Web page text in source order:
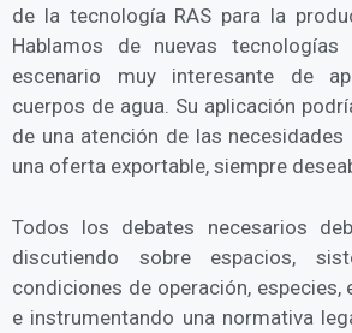
de la tecnología RAS para la
Hablamos de nuevas
escenario muy interesante de
cuerpos de agua. Su aplicación
de una atención de las
una oferta exportable, siempre
Todos los debates necesarios
discutiendo sobre espacios,
condiciones de operación,
e instrumentando una normativa